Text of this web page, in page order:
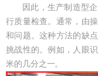
因此，生产制造型
行质量检查。通常，由
和问题。这种方法的缺
挑战性的。例如，人眼
米的几分之一。